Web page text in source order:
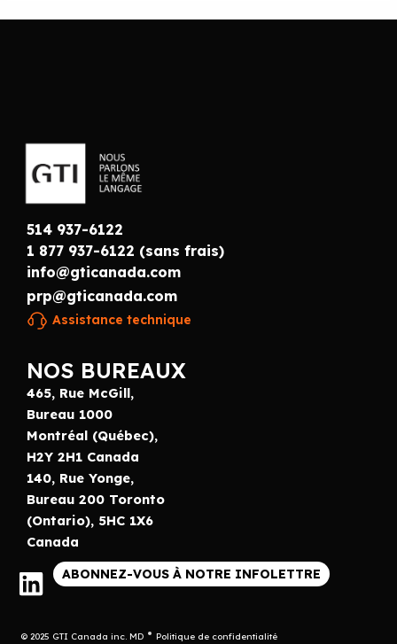
514 937-6122
1 877 937-6122 (sans frais)
info@gticanada.com
prp@gticanada.com
Assistance technique
NOS BUREAUX
465, Rue McGill,
Bureau 1000
Montréal (Québec),
H2Y 2H1 Canada
140, Rue Yonge,
Bureau 200 Toronto
(Ontario), 5HC 1X6
Canada
ABONNEZ-VOUS À NOTRE INFOLETTRE
© 2025 GTI Canada inc. MD Politique de confidentialité